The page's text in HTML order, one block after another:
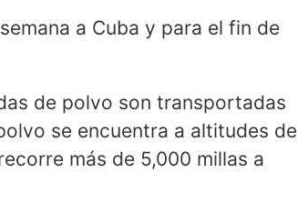
a Cuba y para el fin de
de polvo son transportadas
se encuentra a altitudes de
más de 5,000 millas a